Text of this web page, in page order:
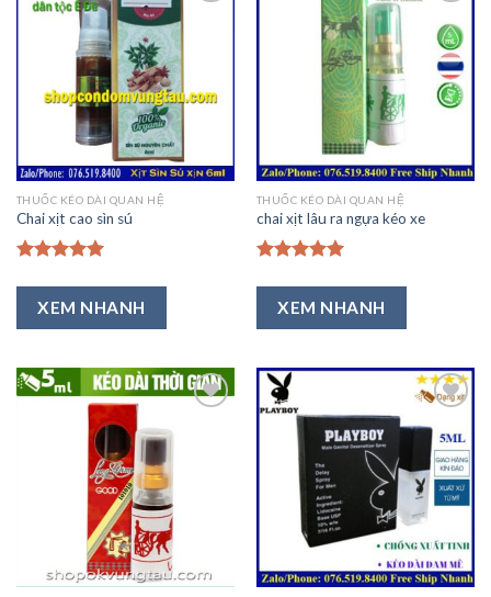
Thích
THUỐC KÉO DÀI QUAN HỆ
Chai xịt cao sìn sú
hạng5.00
5 sao
XEM NHANH
Thêm
vào
Ưa
Thích
THUỐC KÉO DÀI QUAN HỆ
chai xịt lâu ra ngựa kéo xe
hạng5.00
5 sao
XEM NHANH
Thêm
vào
Ưa
Thích